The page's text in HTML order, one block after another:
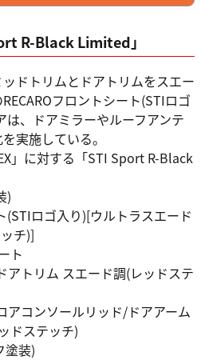
R-Black Limited」
ドトリムとドアトリムをスエー
フロントシート(STIロゴ
は、ドアミラーやルーフアンテ
実施している。
」に対する「STI Sport R-Black
)
(STIロゴ入り)[ウルトラスエード
チ)]
ト
アトリム スエード調(レッドステ
アコンソールリッド/ドアアーム
ドステッチ)
塗装)